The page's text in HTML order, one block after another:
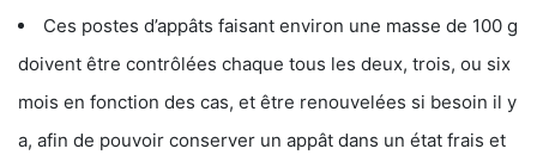
Ces postes d’appâts faisant environ une masse de 100 g
doivent être contrôlées chaque tous les deux, trois, ou six
mois en fonction des cas, et être renouvelées si besoin il y
a, afin de pouvoir conserver un appât dans un état frais et